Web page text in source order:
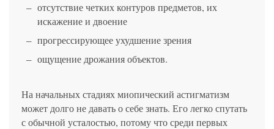
отсутствие четких контуров предметов, их
искажение и двоение
прогрессирующее ухудшение зрения
ощущение дрожания объектов.
На начальных стадиях миопический астигматизм
может долго не давать о себе знать. Его легко спутать
с обычной усталостью, потому что среди первых